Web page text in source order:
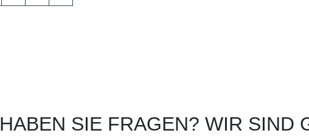
HABEN SIE FRAGEN? WIR SIND